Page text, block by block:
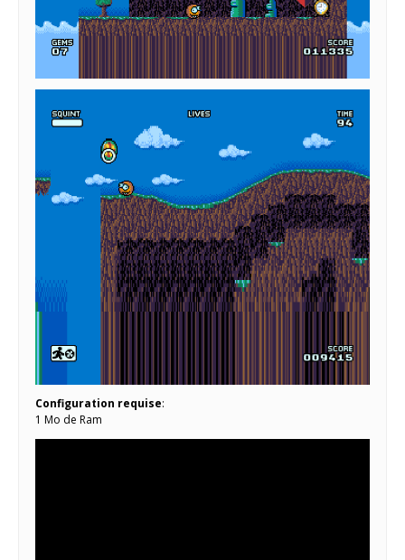
Configuration requise:
1 Mo de Ram